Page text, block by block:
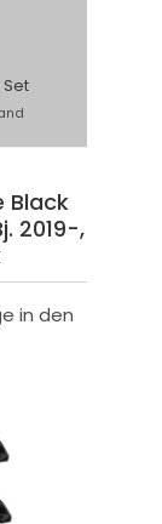
Set
Black
2019-,
in den